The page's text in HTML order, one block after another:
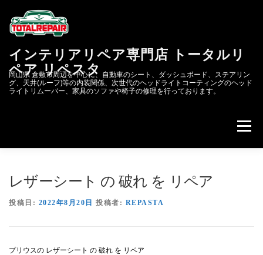
インテリアリペア専門店 トータルリ
ペア リペスタ
岡山県 倉敷市周辺を中心に、自動車のシート、ダッシュボード、ステアリン
グ、天井(ルーフ)等の内装関係、次世代のヘッドライトコーティングのヘッド
ライトリムーバー、家具のソファや椅子の修理を行っております。
メニュー
レザーシート の 破れ を リペア
投稿日: 2022年8月20日 投稿者: REPASTA
プリウスの レザーシート の 破れ を リペア